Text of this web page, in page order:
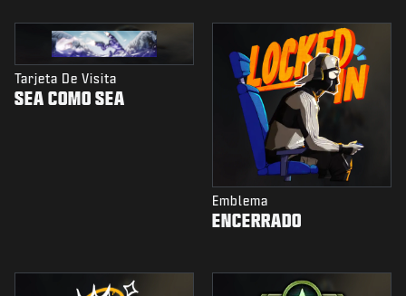
Tarjeta De Visita
SEA COMO SEA
Emblema
ENCERRADO